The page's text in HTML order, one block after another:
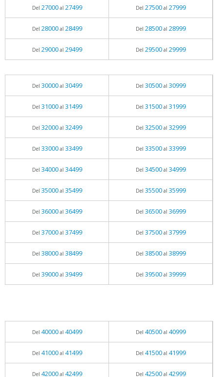
Del 27000al 27499 Del 27500al 27999
Del 28000al 28499 Del 28500al 28999
Del 29000al 29499 Del 29500al 29999
Del 30000al 30499 Del 30500al 30999
Del 31000al 31499 Del 31500al 31999
Del 32000al 32499 Del 32500al 32999
Del 33000al 33499 Del 33500al 33999
Del 34000al 34499 Del 34500al 34999
Del 35000al 35499 Del 35500al 35999
Del 36000al 36499 Del 36500al 36999
Del 37000al 37499 Del 37500al 37999
Del 38000al 38499 Del 38500al 38999
Del 39000al 39499 Del 39500al 39999
Del 40000al 40499 Del 40500al 40999
Del 41000al 41499 Del 41500al 41999
Del 42000al 42499 Del 42500al 42999